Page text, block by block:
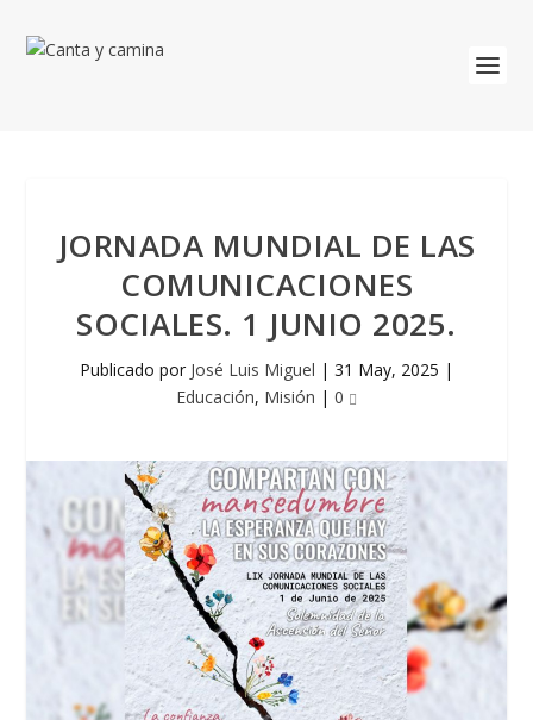
JORNADA MUNDIAL DE LAS
COMUNICACIONES
SOCIALES. 1 JUNIO 2025.
Publicado por José Luis Miguel | 31 May, 2025 |
Educación, Misión | 0